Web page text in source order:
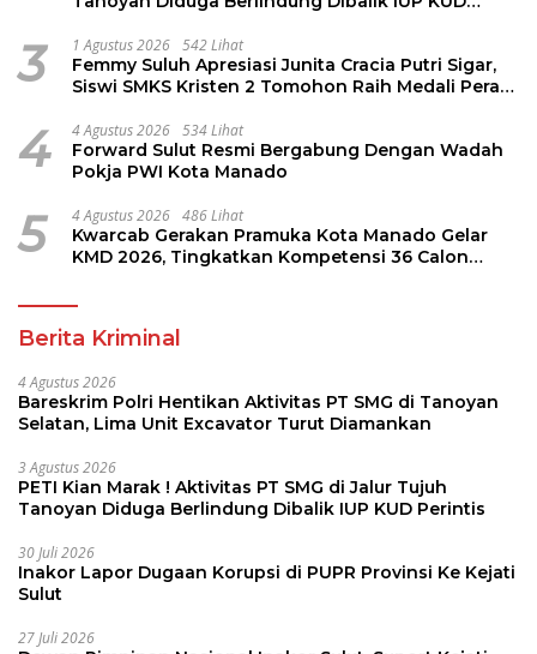
3 1 Agustus 2026 542 Lihat
Femmy Suluh Apresiasi Junita Cracia Putri Sigar,
Siswi SMKS Kristen 2 Tomohon Raih Medali Perak
4 4 Agustus 2026 534 Lihat
Forward Sulut Resmi Bergabung Dengan Wadah
Pokja PWI Kota Manado
5 4 Agustus 2026 486 Lihat
Kwarcab Gerakan Pramuka Kota Manado Gelar
KMD 2026, Tingkatkan Kompetensi 36 Calon
Berita Kriminal
4 Agustus 2026
Bareskrim Polri Hentikan Aktivitas PT SMG di Tanoyan
Selatan, Lima Unit Excavator Turut Diamankan
3 Agustus 2026
PETI Kian Marak ! Aktivitas PT SMG di Jalur Tujuh
Tanoyan Diduga Berlindung Dibalik IUP KUD Perintis
30 Juli 2026
Inakor Lapor Dugaan Korupsi di PUPR Provinsi Ke Kejati
Sulut
27 Juli 2026